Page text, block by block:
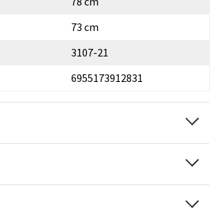
73 cm
3107-21
6955173912831